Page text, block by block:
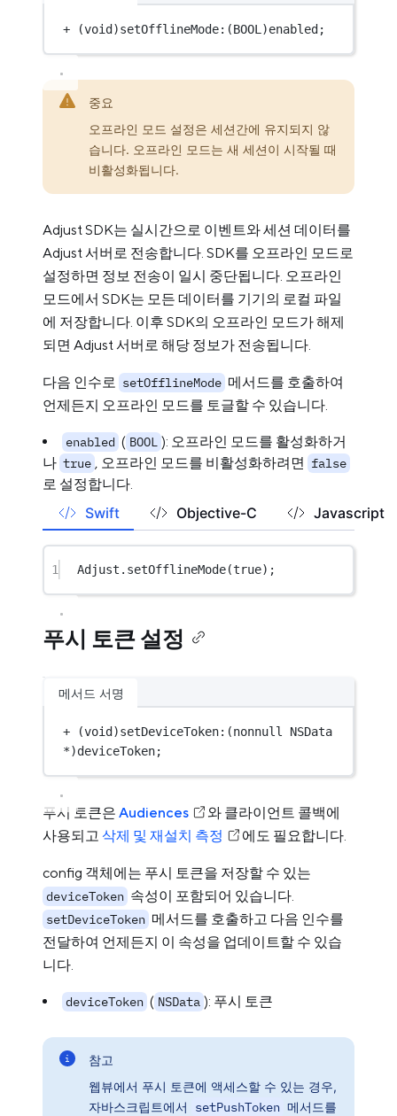
+ (void )setOfflineMode:(BOOL)enabled;
중요
오프라인 모드 설정은 세션간에 유지되지 않
습니다. 오프라인 모드는 새 세션이 시작될 때
비활성화됩니다.
Adjust SDK는 실시간으로 이벤트와 세션 데이터를
Adjust 서버로 전송합니다. SDK를 오프라인 모드로
설정하면 정보 전송이 일시 중단됩니다. 오프라인
모드에서 SDK는 모든 데이터를 기기의 로컬 파일
에 저장합니다. 이후 SDK의 오프라인 모드가 해제
되면 Adjust 서버로 해당 정보가 전송됩니다.
다음 인수로 setOfflineMode 메서드를 호출하여
언제든지 오프라인 모드를 토글할 수 있습니다.
enabled ( BOOL ): 오프라인 모드를 활성화하거
나 true , 오프라인 모드를 비활성화하려면 false
로 설정합니다.
Swift Objective-C Javascript
1 Adjust. setOfflineMode(true);
푸시 토큰 설정
메서드 서명
+ (void )setDeviceToken:(nonnull NSData
*)deviceToken;
푸시 토큰은 Audiences
와 클라이언트 콜백에
사용되고 삭제 및 재설치 측정 에도 필요합니다.
config 객체에는 푸시 토큰을 저장할 수 있는
deviceToken 속성이 포함되어 있습니다.
setDeviceToken 메서드를 호출하고 다음 인수를
전달하여 언제든지 이 속성을 업데이트할 수 있습
니다.
deviceToken ( NSData ): 푸시 토큰
참고
웹뷰에서 푸시 토큰에 액세스할 수 있는 경우,
자바스크립트에서
setPushToken 메서드를